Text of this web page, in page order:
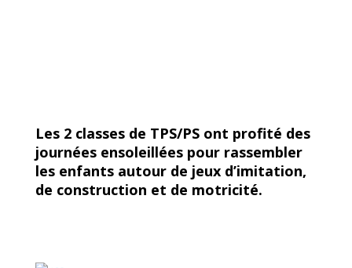
Les 2 classes de TPS/PS ont profité des
journées ensoleillées pour rassembler
les enfants autour de jeux d’imitation,
de construction et de motricité.